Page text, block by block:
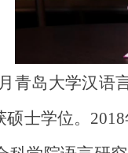
月青岛大学汉
士学位。